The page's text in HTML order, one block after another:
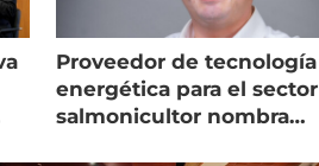
Proveedor de tecnología
energética para el sector
salmonicultor nombra